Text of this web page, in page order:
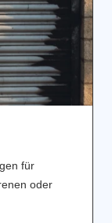
für
oder